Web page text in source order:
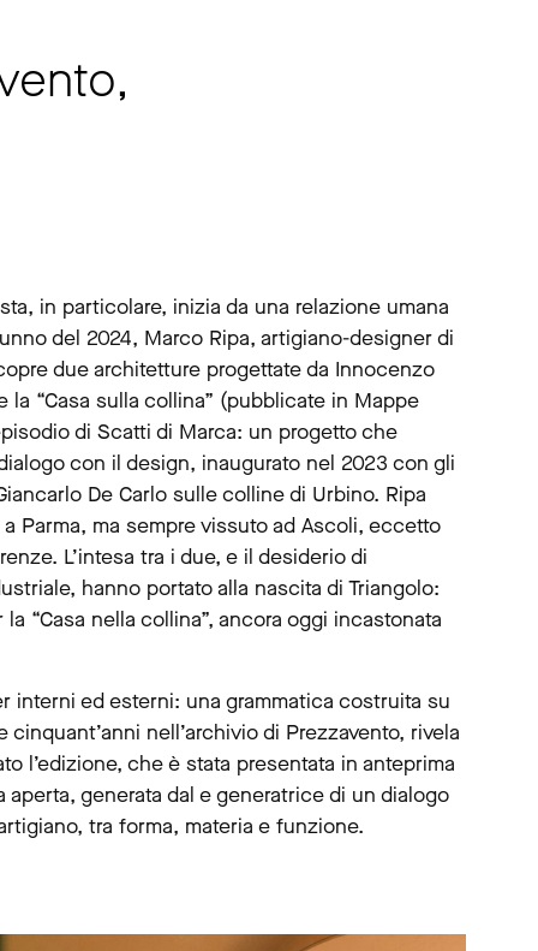
in particolare, inizia da una relazione umana
del 2024, Marco Ripa, artigiano-designer di
due architetture progettate da Innocenzo
la “Casa sulla collina” (pubblicate in Mappe
di Scatti di Marca: un progetto che
con il design, inaugurato nel 2023 con gli
De Carlo sulle colline di Urbino. Ripa
Parma, ma sempre vissuto ad Ascoli, eccetto
L’intesa tra i due, e il desiderio di
hanno portato alla nascita di Triangolo:
“Casa nella collina”, ancora oggi incastonata
interni ed esterni: una grammatica costruita su
nell’archivio di Prezzavento, rivela
l’edizione, che è stata presentata in anteprima
generata dal e generatrice di un dialogo
tra forma, materia e funzione.